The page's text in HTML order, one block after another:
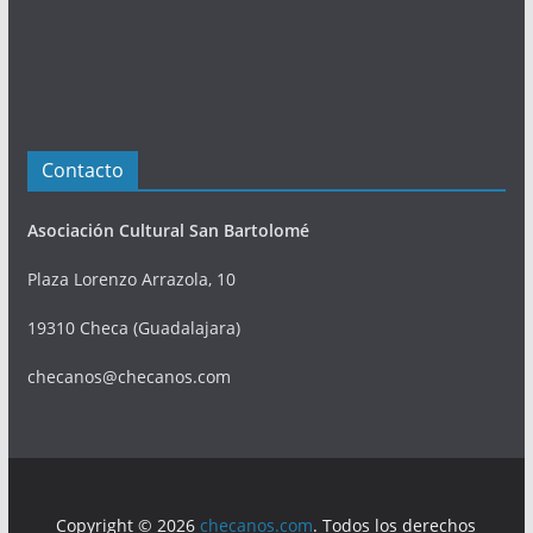
Contacto
Asociación Cultural San Bartolomé
Plaza Lorenzo Arrazola, 10
19310 Checa (Guadalajara)
checanos@checanos.com
Copyright © 2026 checanos.com. Todos los derechos